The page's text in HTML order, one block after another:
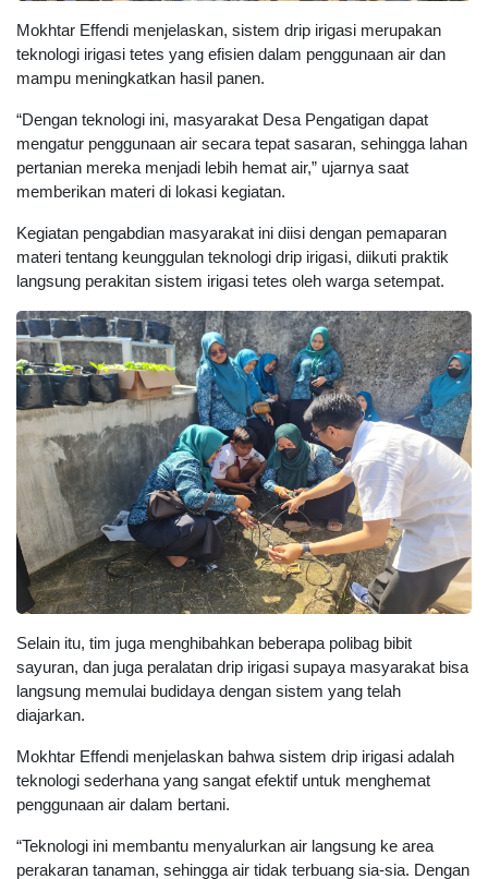
Mokhtar Effendi menjelaskan, sistem drip irigasi merupakan
teknologi irigasi tetes yang efisien dalam penggunaan air dan
mampu meningkatkan hasil panen.
“Dengan teknologi ini, masyarakat Desa Pengatigan dapat
mengatur penggunaan air secara tepat sasaran, sehingga lahan
pertanian mereka menjadi lebih hemat air,” ujarnya saat
memberikan materi di lokasi kegiatan.
Kegiatan pengabdian masyarakat ini diisi dengan pemaparan
materi tentang keunggulan teknologi drip irigasi, diikuti praktik
langsung perakitan sistem irigasi tetes oleh warga setempat.
Selain itu, tim juga menghibahkan beberapa polibag bibit
sayuran, dan juga peralatan drip irigasi supaya masyarakat bisa
langsung memulai budidaya dengan sistem yang telah
diajarkan.
Mokhtar Effendi menjelaskan bahwa sistem drip irigasi adalah
teknologi sederhana yang sangat efektif untuk menghemat
penggunaan air dalam bertani.
“Teknologi ini membantu menyalurkan air langsung ke area
perakaran tanaman, sehingga air tidak terbuang sia-sia. Dengan